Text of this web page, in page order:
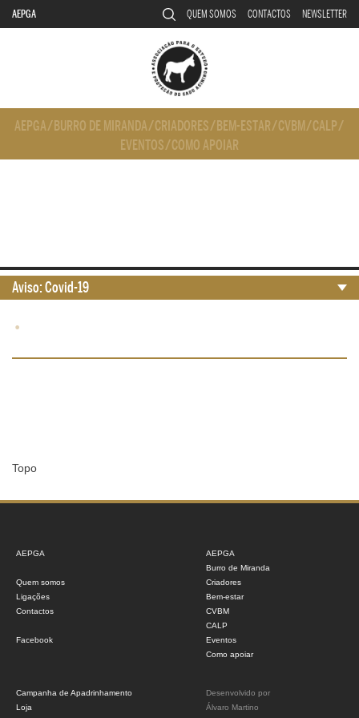
AEPGA QUEM SOMOS CONTACTOS NEWSLETTER
AEPGA/ BURRO DE MIRANDA/CRIADORES/ BEM-ESTAR/CVBM/CALP/
EVENTOS/COMO APOIAR
•
Topo
Aviso: Covid-19
AEPGA
Quem somos
Ligações
Contactos
Facebook
AEPGA
Burro de Miranda
Criadores
Bem-estar
CVBM
CALP
Eventos
Como apoiar
Campanha de Apadrinhamento
Loja
Desenvolvido por
Álvaro Martino